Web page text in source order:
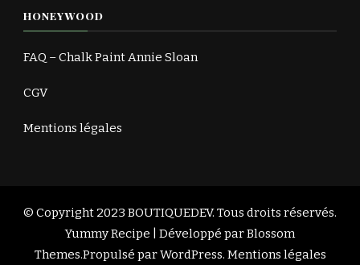
HONEYWOOD
FAQ – Chalk Paint Annie Sloan
CGV
Mentions légales
© Copyright 2023 BOUTIQUEDEV. Tous droits réservés.
Yummy Recipe | Développé parBlossom
Themes.Propulsé parWordPress. Mentions légales